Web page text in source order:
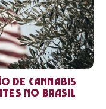
de cannabis
no Brasil